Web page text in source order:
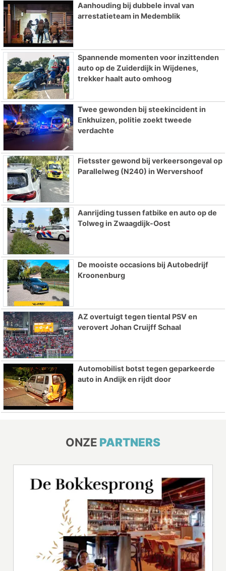
Aanhouding bij dubbele inval van
arrestatieteam in Medemblik
Spannende momenten voor inzittenden
auto op de Zuiderdijk in Wijdenes,
trekker haalt auto omhoog
Twee gewonden bij steekincident in
Enkhuizen, politie zoekt tweede
verdachte
Fietsster gewond bij verkeersongeval op
Parallelweg (N240) in Wervershoof
Aanrijding tussen fatbike en auto op de
Tolweg in Zwaagdijk-Oost
De mooiste occasions bij Autobedrijf
Kroonenburg
AZ overtuigt tegen tiental PSV en
verovert Johan Cruijff Schaal
Automobilist botst tegen geparkeerde
auto in Andijk en rijdt door
ONZE PARTNERS